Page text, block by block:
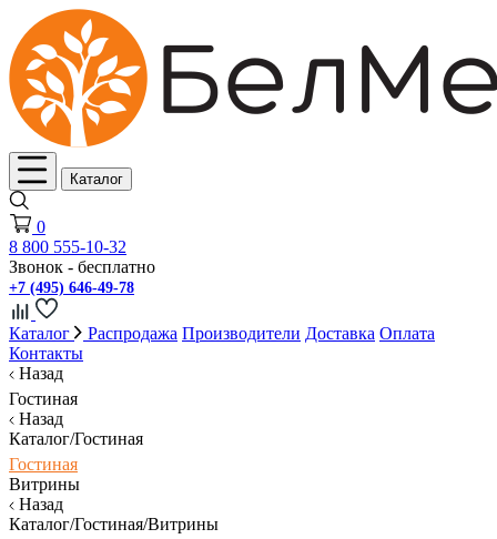
Каталог
0
8 800 555-10-32
Звонок - бесплатно
+7 (495) 646-49-78
Каталог Распродажа Производители Доставка Оплата
Контакты
Назад
Гостиная
Назад
Каталог/Гостиная
Гостиная
Витрины
Назад
Каталог/Гостиная/Витрины